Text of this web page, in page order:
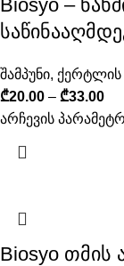
Biosyo –
შამპუნი, ქერტლის
₾20.00 – ₾33.00
არჩევის
Biosyo თმის